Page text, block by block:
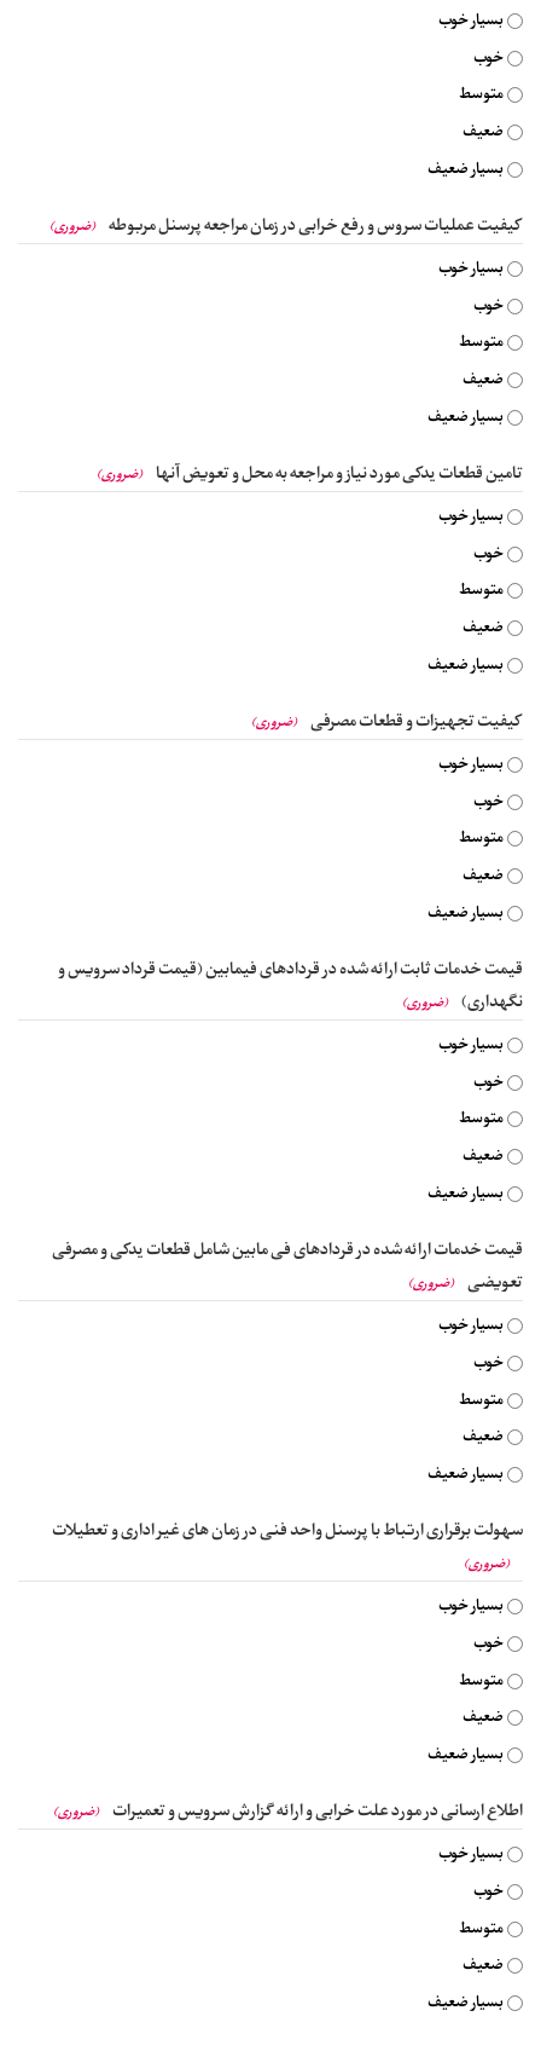
بسیار خوب
خوب
متوسط
ضعیف
بسیار ضعیف
کیفیت عملیات سروس و رفع خرابی در زمان مراجعه پرسنل مربوطه (ضروری)
بسیار خوب
خوب
متوسط
ضعیف
بسیار ضعیف
تامین قطعات یدکی مورد نیاز و مراجعه به محل و تعویض آنها (ضروری)
بسیار خوب
خوب
متوسط
ضعیف
بسیار ضعیف
کیفیت تجهیزات و قطعات مصرفی (ضروری)
بسیار خوب
خوب
متوسط
ضعیف
بسیار ضعیف
قیمت خدمات ثابت ارائه شده در قردادهای فیمابین (قیمت قرداد سرویس و
نگهداری) (ضروری)
بسیار خوب
خوب
متوسط
ضعیف
بسیار ضعیف
قیمت خدمات ارائه شده در قردادهای فی مابین شامل قطعات یدکی و مصرفی
تعویضی (ضروری)
بسیار خوب
خوب
متوسط
ضعیف
بسیار ضعیف
سهولت برقراری ارتباط با پرسنل واحد فنی در زمان های غیر اداری و تعطیلات
(ضروری)
بسیار خوب
خوب
متوسط
ضعیف
بسیار ضعیف
اطلاع ارسانی در مورد علت خرابی و ارائه گزارش سرویس و تعمیرات (ضروری)
بسیار خوب
خوب
متوسط
ضعیف
بسیار ضعیف